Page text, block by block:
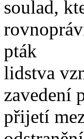
soulad,
pták
lidstva
zavedení
přijetí